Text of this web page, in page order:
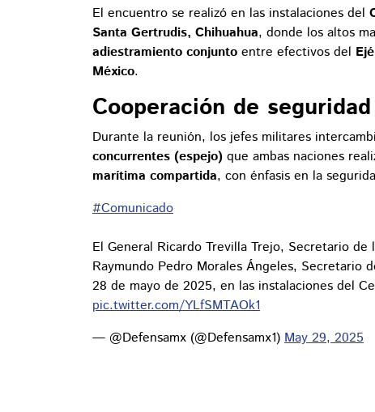
El encuentro se realizó en las instalaciones del
Santa Gertrudis, Chihuahua, donde los altos
adiestramiento conjunto entre efectivos del
México.
Cooperación de
Durante la reunión, los jefes militares
concurrentes (espejo) que ambas naciones
marítima compartida, con énfasis en la
#Comunicado
El General Ricardo Trevilla Trejo, Secretario de
Raymundo Pedro Morales Ángeles, Secretario
28 de mayo de 2025, en las instalaciones del
pic.twitter.com/YLfSMTAOk1
— @Defensamx (@Defensamx1) May 29, 2025